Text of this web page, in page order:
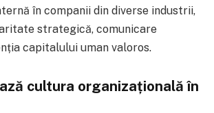
în companii din diverse industrii,
strategică, comunicare
capitalului uman valoros.
cultura organizațională în